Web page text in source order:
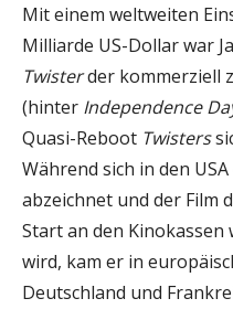
Mit einem weltweiten
Milliarde US-Dollar war
Twisterder kommerziell
(hinter Independence
Quasi-Reboot Twisters
Während sich in den
abzeichnet und der Film
Start an den
wird, kam er in
Deutschland und